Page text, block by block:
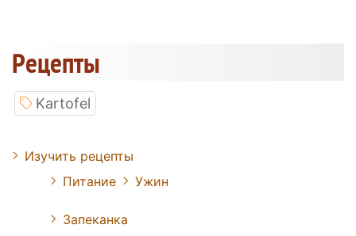
Pецепты
Kartofel
Изучить рецепты
Питание
Ужин
Запеканка